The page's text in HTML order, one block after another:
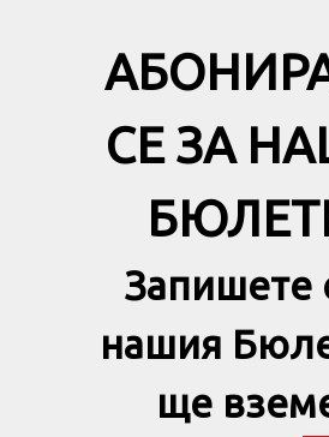
СЕ ЗА
Запишете
нашия
ще